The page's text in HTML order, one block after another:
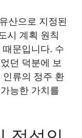
산으로 지정된
시 계획 원칙
문입니다. 수
던 덕분에 보
류의 정주 환
능한 가치를